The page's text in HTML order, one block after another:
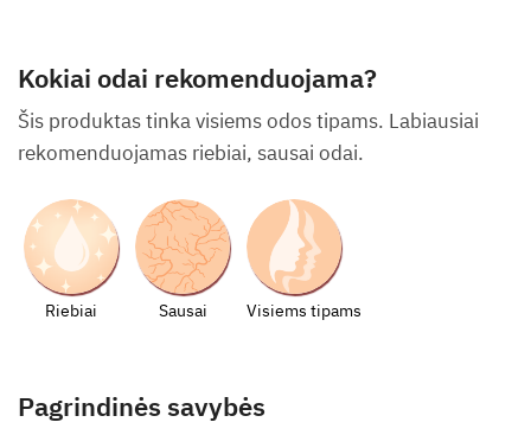
Kokiai odai rekomenduojama?
Šis produktas tinka visiems odos tipams. Labiausiai
rekomenduojamas riebiai, sausai odai.
Riebiai Sausai Visiems tipams
Pagrindinės savybės